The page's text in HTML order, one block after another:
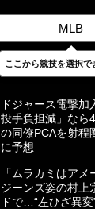
MLB
最新 24時間
ドジャース電撃
投手負担減」な
の同僚PCAを射程
に予想
「ムラカミはア
ジーンズ姿の村上
ドで…“左ひざ異
ここから競技を選択で